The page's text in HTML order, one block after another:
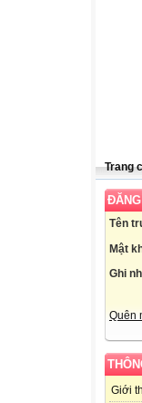
Trang
Tên
Mật
Ghi
Quên
Giới